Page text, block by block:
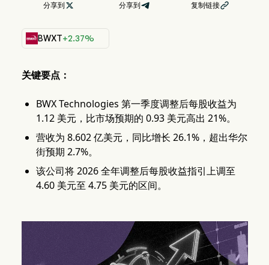
分享到  分享到 复制链接
BWXT+2.37%
关键要点：
BWX Technologies 第一季度调整后每股收益为
1.12 美元，比市场预期的 0.93 美元高出 21%。
营收为 8.602 亿美元，同比增长 26.1%，超出华尔
街预期 2.7%。
该公司将 2026 全年调整后每股收益指引上调至
4.60 美元至 4.75 美元的区间。